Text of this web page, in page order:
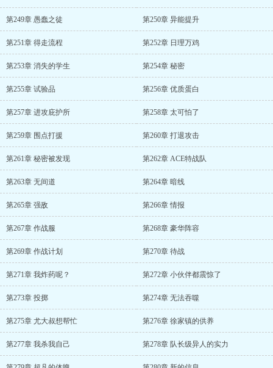
第249章 愚蠢之徒 第250章 异能提升
第251章 得走流程 第252章 日理万鸡
第253章 消失的学生 第254章 秘密
第255章 试验品 第256章 优质蛋白
第257章 进攻庇护所 第258章 太可怕了
第259章 围点打援 第260章 打退攻击
第261章 秘密被发现 第262章 ACE特战队
第263章 无间道 第264章 暗线
第265章 强敌 第266章 情报
第267章 作战服 第268章 豪华阵容
第269章 作战计划 第270章 待战
第271章 我炸药呢？ 第272章 小伙伴都震惊了
第273章 投掷 第274章 无法吞噬
第275章 尤大叔想帮忙 第276章 徐家镇的供养
第277章 我杀我自己 第278章 队长级异人的实力